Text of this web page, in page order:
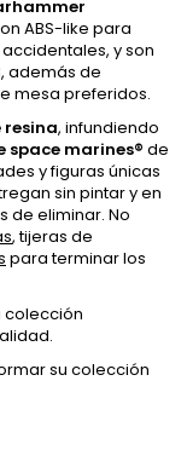
ABS-like para
y son
además de
mesa preferidos.
resina, infundiendo
space marines® de
y figuras únicas
sin pintar y en
de eliminar. No
, tijeras de
para terminar los
colección
su colección